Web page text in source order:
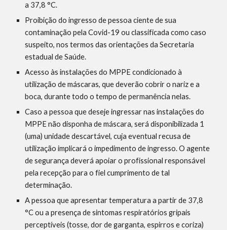
a 37,8 °C.
Proibição do ingresso de pessoa ciente de sua
contaminação pela Covid-19 ou classificada como caso
suspeito, nos termos das orientações da Secretaria
estadual de Saúde.
Acesso às instalações do MPPE condicionado à
utilização de máscaras, que deverão cobrir o nariz e a
boca, durante todo o tempo de permanência nelas.
Caso a pessoa que deseje ingressar nas instalações do
MPPE não disponha de máscara, será disponibilizada 1
(uma) unidade descartável, cuja eventual recusa de
utilização implicará o impedimento de ingresso. O agente
de segurança deverá apoiar o profissional responsável
pela recepção para o fiel cumprimento de tal
determinação.
A pessoa que apresentar temperatura a partir de 37,8
°C ou a presença de sintomas respiratórios gripais
perceptíveis (tosse, dor de garganta, espirros e coriza)